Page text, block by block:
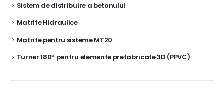
Sistem de distribuire a betonului
Matrite Hidraulice
Matrite pentru sisteme MT20
Turner 180º pentru elemente prefabricate 3D (PPVC)